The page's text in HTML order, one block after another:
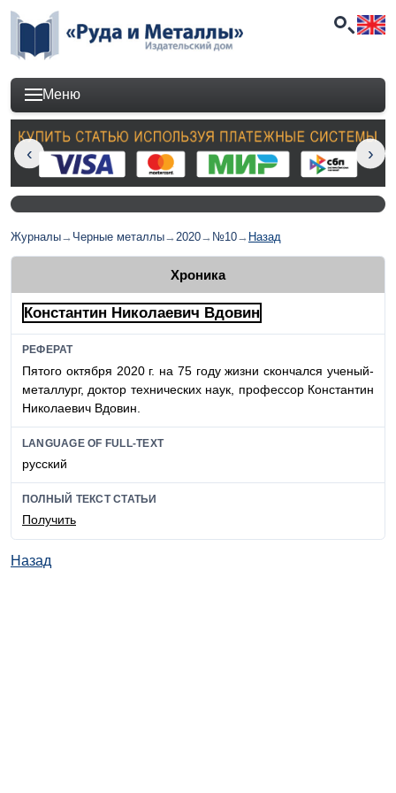
Меню
Журналы→ Черные металлы→2020→ №10→ Назад
Хроника
Константин Николаевич Вдовин
РЕФЕРАТ
Пятого октября 2020 г. на 75 году жизни скончался ученый-
металлург, доктор технических наук, профессор Константин
Николаевич Вдовин.
LANGUAGE OF FULL-TEXT
русский
ПОЛНЫЙ ТЕКСТ СТАТЬИ
Получить
Назад